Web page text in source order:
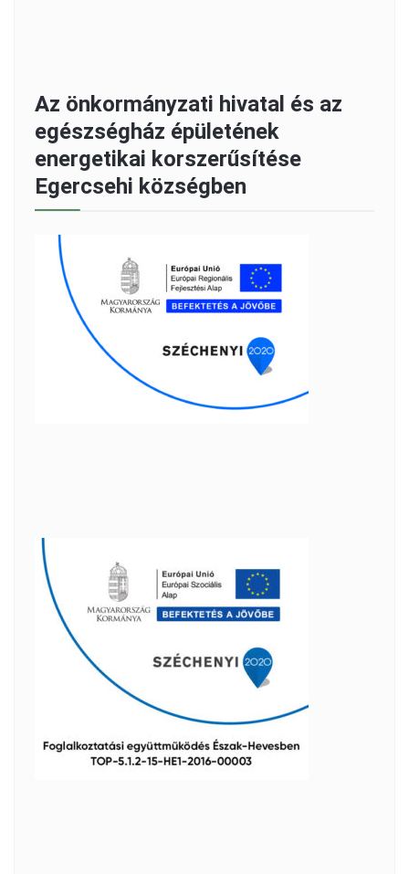
Az önkormányzati hivatal és az
egészségház épületének
energetikai korszerűsítése
Egercsehi községben